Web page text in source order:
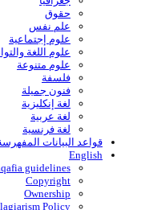
حقوق
علم نفس
علوم إجتماعية
علوم اللغة
علوم متنوعة
فلسفة
فنون جميلة
لغة إنكليزية
لغة عربية
لغة فرنسية
قواعد البیانات
English
guidelines
Copyright
Ownership
Policy